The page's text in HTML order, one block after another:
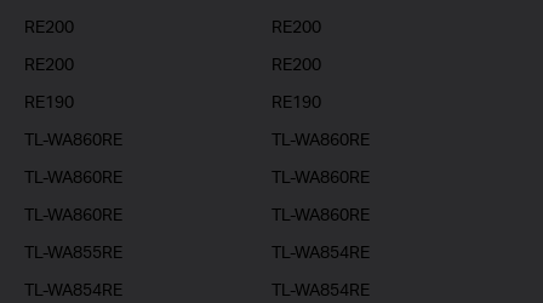
RE200
RE200
RE200
RE200
RE190
RE190
TL-WA860RE
TL-WA860RE
TL-WA860RE
TL-WA860RE
TL-WA860RE
TL-WA860RE
TL-WA855RE
TL-WA854RE
TL-WA854RE
TL-WA854RE